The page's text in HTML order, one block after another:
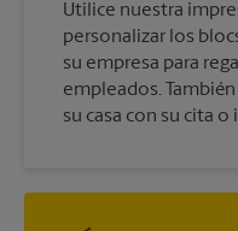
Utilice nuestra
personalizar los
su empresa para
empleados.
su casa con su cita